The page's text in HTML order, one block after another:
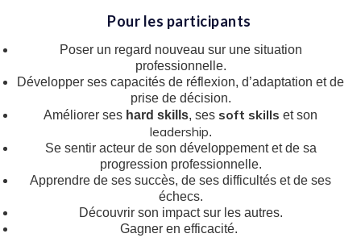
Pour les participants
Poser un regard nouveau sur une situation
professionnelle.
Développer ses capacités de réflexion, d’adaptation et de
prise de décision.
Améliorer ses hard skills, ses soft skills et son
leadership.
Se sentir acteur de son développement et de sa
progression professionnelle.
Apprendre de ses succès, de ses difficultés et de ses
échecs.
Découvrir son impact sur les autres.
Gagner en efficacité.